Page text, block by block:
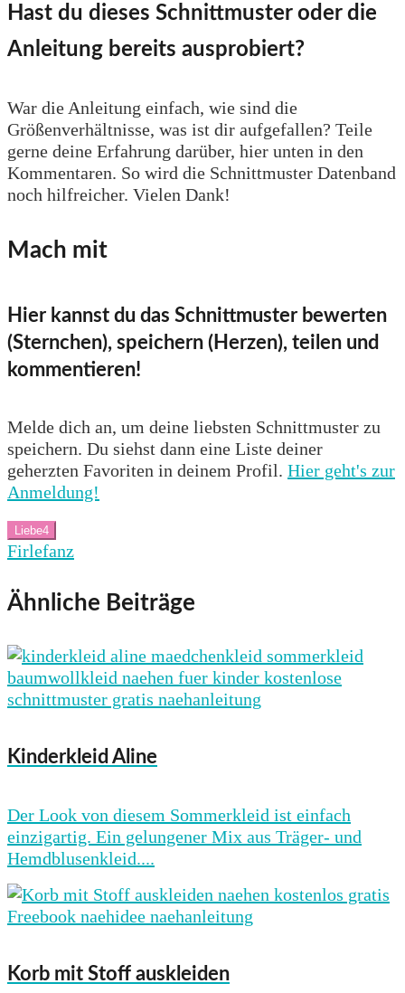
Hast du dieses Schnittmuster oder die
Anleitung bereits ausprobiert?
War die Anleitung einfach, wie sind die
Größenverhältnisse, was ist dir aufgefallen? Teile
gerne deine Erfahrung darüber, hier unten in den
Kommentaren. So wird die Schnittmuster Datenband
noch hilfreicher. Vielen Dank!
Mach mit
Hier kannst du das Schnittmuster bewerten
(Sternchen), speichern (Herzen), teilen und
kommentieren!
Melde dich an, um deine liebsten Schnittmuster zu
speichern. Du siehst dann eine Liste deiner
geherzten Favoriten in deinem Profil. Hier geht's zur
Anmeldung!
Liebe4
Firlefanz
Ähnliche Beiträge
Kinderkleid Aline
Der Look von diesem Sommerkleid ist einfach
einzigartig. Ein gelungener Mix aus Träger- und
Hemdblusenkleid....
Korb mit Stoff auskleiden